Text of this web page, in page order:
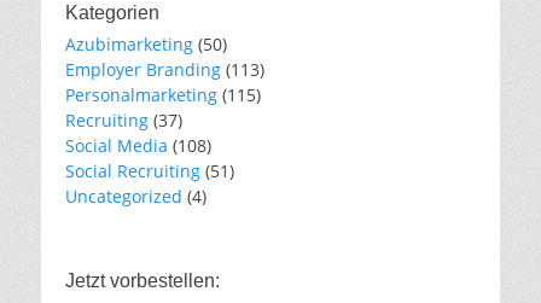
Kategorien
Azubimarketing (50)
Employer Branding (113)
Personalmarketing (115)
Recruiting (37)
Social Media (108)
Social Recruiting (51)
Uncategorized (4)
Jetzt vorbestellen: